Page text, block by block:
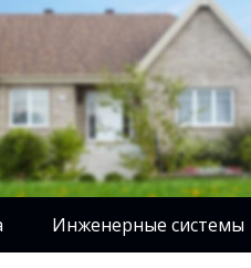
Инженерные системы